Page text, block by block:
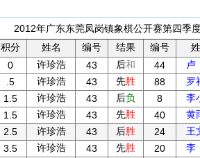
2012年广东东莞凤岗镇象棋公开赛第四季
积分 姓名 编号 结果 编号
0 许珍浩 43 后和 44
.5 许珍浩 43 先胜 88
罗
1.5 许珍浩 43 后负 8
李
1.5 许珍浩 43 先胜 40
黄
2.5 许珍浩 43 后胜 24
王
3.5 许珍浩 43 先胜 20